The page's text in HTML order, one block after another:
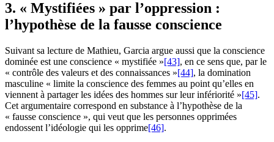
3. « Mystifiées » par l’oppression :
l’hypothèse de la fausse conscience
Suivant sa lecture de Mathieu, Garcia argue aussi que la conscience
dominée est une conscience « mystifiée »[43], en ce sens que, par le
« contrôle des valeurs et des connaissances »[44], la domination
masculine « limite la conscience des femmes au point qu’elles en
viennent à partager les idées des hommes sur leur infériorité »[45].
Cet argumentaire correspond en substance à l’hypothèse de la
« fausse conscience », qui veut que les personnes opprimées
endossent l’idéologie qui les opprime[46].